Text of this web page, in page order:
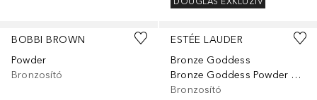
BOBBI BROWN
Powder
Bronzosító
ESTÉE LAUDER
Bronze Goddess
Bronze Goddess Powder Bronzer
Bronzosító
+1